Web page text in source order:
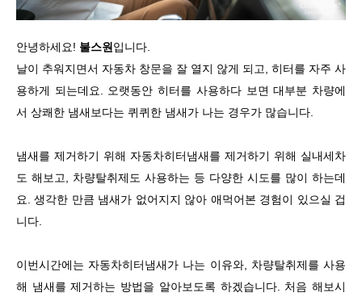
안녕하세요! 불스원 입니다.
날이 추워지면서 자동차 창문을 잘 열지 않게 되고, 히터를 자주 사
용하게 되는데요. 오랫동안 히터를 사용하다 보면 대부분 차량에
서 상쾌한 냄새보다는 퀴퀴한 냄새가 나는 경우가 많습니다.
냄새를 제거하기 위해 자동차히터냄새를 제거하기 위해 실내세차
도 해보고, 차량탈취제도 사용하는 등 다양한 시도를 많이 하는데
요. 생각한 만큼 냄새가 없어지지 않아 애먹어본 경험이 있으실 겁
니다.
이번시간에는 자동차히터냄새가 나는 이유와, 차량탈취제를 사용
해 냄새를 제거하는 방법을 알아보도록 하겠습니다. 처음 해보시